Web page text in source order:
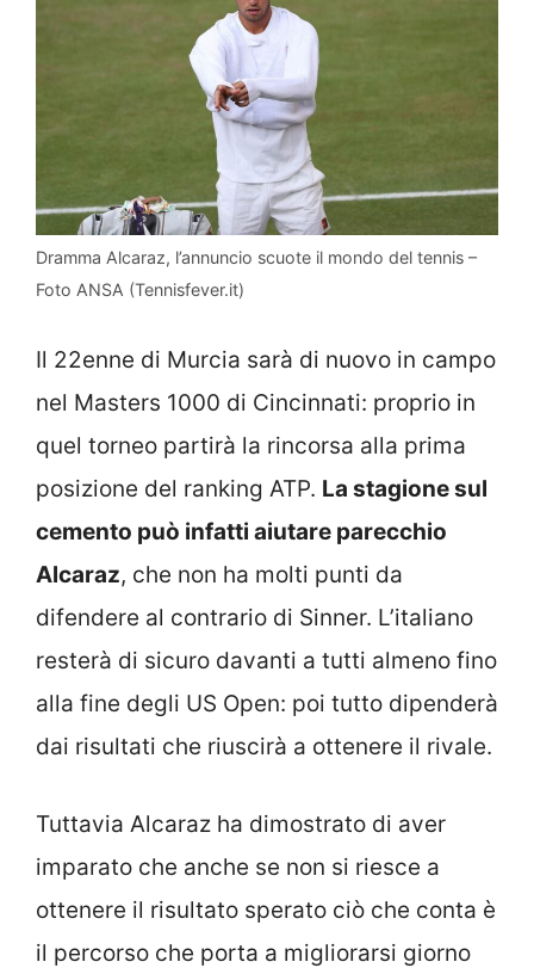
Dramma Alcaraz, l’annuncio scuote il mondo del tennis –
Foto ANSA (Tennisfever.it)
Il 22enne di Murcia sarà di nuovo in campo
nel Masters 1000 di Cincinnati: proprio in
quel torneo partirà la rincorsa alla prima
posizione del ranking ATP. La stagione sul
cemento può infatti aiutare parecchio
Alcaraz, che non ha molti punti da
difendere al contrario di Sinner. L’italiano
resterà di sicuro davanti a tutti almeno fino
alla fine degli US Open: poi tutto dipenderà
dai risultati che riuscirà a ottenere il rivale.
Tuttavia Alcaraz ha dimostrato di aver
imparato che anche se non si riesce a
ottenere il risultato sperato ciò che conta è
il percorso che porta a migliorarsi giorno